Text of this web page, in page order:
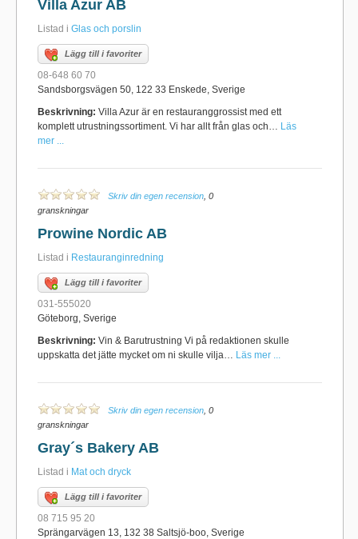
Villa Azur AB
Listad i Glas och porslin
Lägg till i favoriter
08-648 60 70
Sandsborgsvägen 50, 122 33 Enskede, Sverige
Beskrivning: Villa Azur är en restauranggrossist med ett
komplett utrustningssortiment. Vi har allt från glas och… Läs
mer ...
Skriv din egen recension , 0
granskningar
Prowine Nordic AB
Listad i Restauranginredning
Lägg till i favoriter
031-555020
Göteborg, Sverige
Beskrivning: Vin & Barutrustning Vi på redaktionen skulle
uppskatta det jätte mycket om ni skulle vilja… Läs mer ...
Skriv din egen recension , 0
granskningar
Gray´s Bakery AB
Listad i Mat och dryck
Lägg till i favoriter
08 715 95 20
Sprängarvägen 13, 132 38 Saltsjö-boo, Sverige